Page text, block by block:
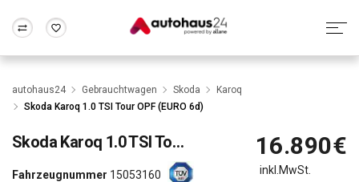
Zum Antrag
Wir bewerten dein Auto
Alle Fragen & Antworten
Rund um die Inzahlungnahme
Frankfurt Wuppertal
autohaus24 Gebrauchtwagen Skoda
Karoq
Skoda Karoq 1.0 TSI Tour OPF (EURO 6d)
Skoda Karoq 1.0 TSI Tour OPF (EURO 6d)
Fahrzeugnummer 15053160
16.890€
inkl.MwSt.